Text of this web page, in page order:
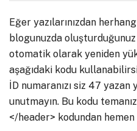
Eğer yazılarınızdan
blogunuzda
otomatik olarak yeniden
aşağıdaki kodu
İD numaranızı siz 47 yazan
unutmayın. Bu kodu
</header> kodundan